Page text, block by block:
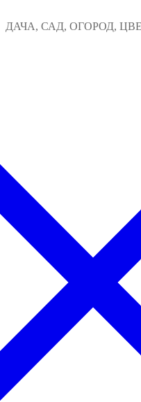
к
ДАЧА, САД, ОГОРОД,